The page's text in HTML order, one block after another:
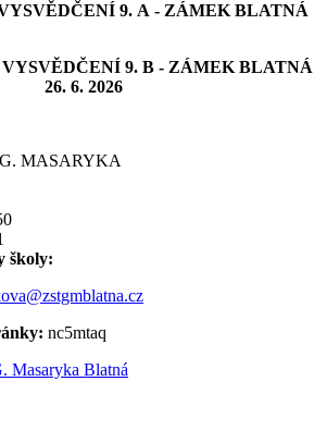
9. A - ZÁMEK BLATNÁ
9. B - ZÁMEK BLATNÁ
26. 6. 2026
MASARYKA
školy:
nc5mtaq